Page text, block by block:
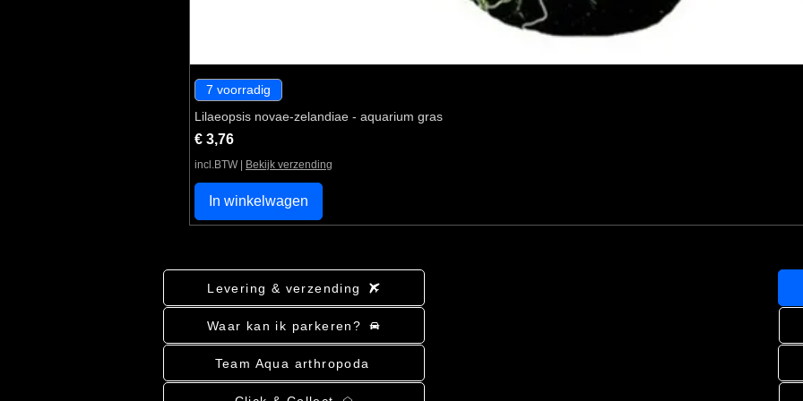
7 voorradig
Lilaeopsis novae-zelandiae - aquarium gras
Prijs
€ 3,76
incl.BTW Bekijk verzending
In winkelwagen
Levering & verzending
Waar kan ik parkeren?
Team Aqua arthropoda